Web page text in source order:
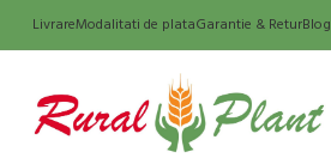
LivrareModalitati de plataGarantie & ReturBlog